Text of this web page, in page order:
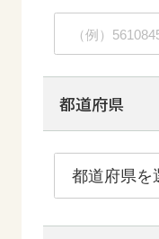
都道府県